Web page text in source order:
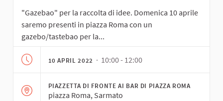
"Gazebao" per la raccolta di idee. Domenica 10 aprile
saremo presenti in piazza Roma con un
gazebo/tastebao per la...
10 APRIL 2022 · 10:00 - 12:00
PIAZZETTA DI FRONTE AI BAR DI PIAZZA ROMA
piazza Roma, Sarmato